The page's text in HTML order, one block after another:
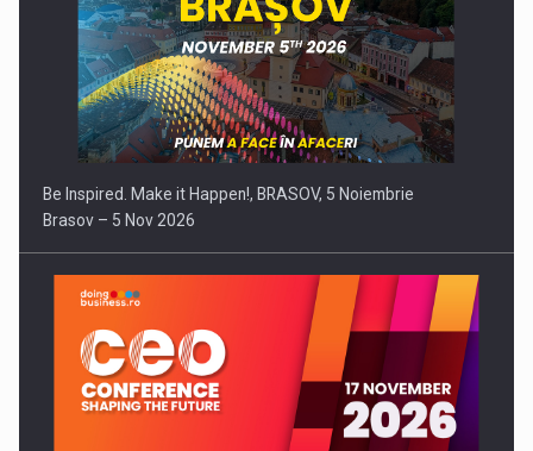
Be Inspired. Make it Happen!, BRASOV, 5 Noiembrie
Brasov – 5 Nov 2026